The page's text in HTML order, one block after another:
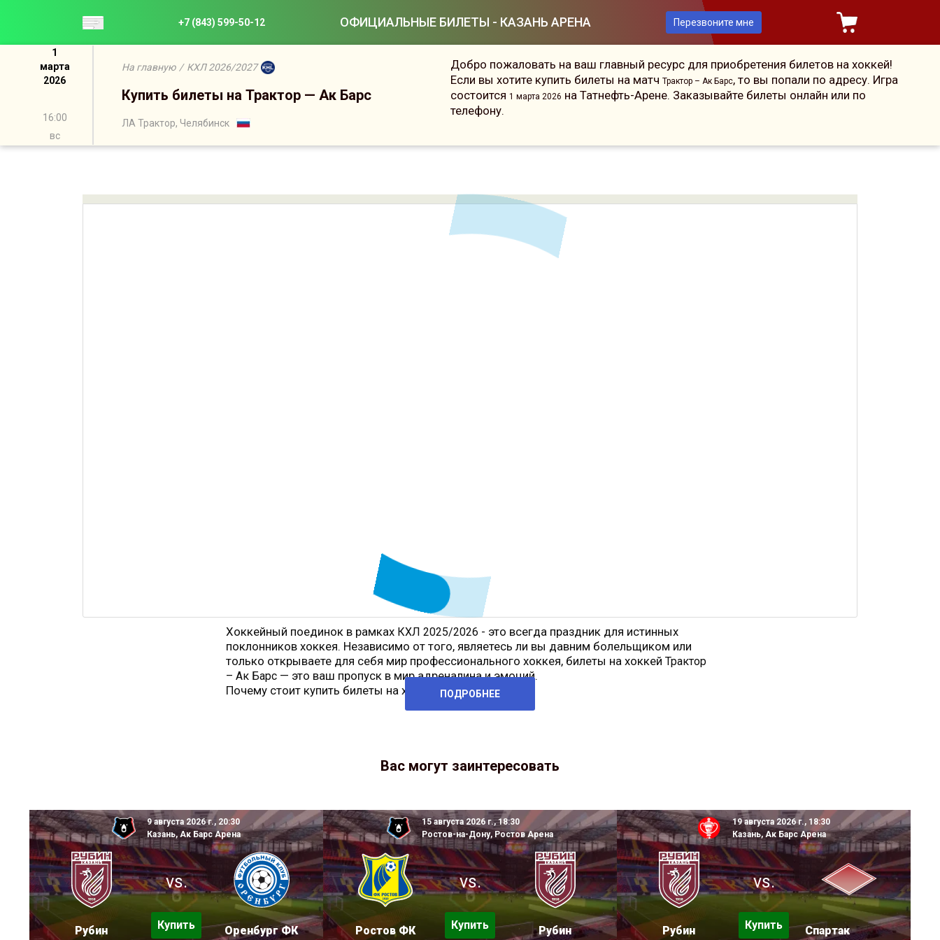
+7 (843) 599-50-12 ОФИЦИАЛЬНЫЕ БИЛЕТЫ - КАЗАНЬ АРЕНА Перезвоните мне
1
марта
2026
16:00
вс
На главную / КХЛ 2026/2027
Купить билеты на Трактор — Ак Барс
ЛА Трактор, Челябинск
Добро пожаловать на ваш главный ресурс для приобретения билетов на хоккей!
Если вы хотите купить билеты на матчТрактор – Ак Барс, то вы попали по адресу. Игра
состоится1 марта 2026 на Татнефть-Арене. Заказывайте билеты онлайн или по
телефону.
Хоккейный поединок в рамках КХЛ 2025/2026 - это всегда праздник для истинных
поклонников хоккея. Независимо от того, являетесь ли вы давним болельщиком или
только открываете для себя мир профессионального хоккея, билеты на хоккей Трактор
– Ак Барс — это ваш пропуск в мир адреналина и эмоций.
Почему стоит купить билеты на хоккейТрактор
ПОДРОБНЕЕ
Вас могут заинтересовать
9 августа 2026 г., 20:30
Казань, Ак Барс Арена
Рубин
vs.
Купить Оренбург ФК
15 августа 2026 г., 18:30
Ростов-на-Дону, Ростов Арена
Ростов ФК
vs.
Купить Рубин
19 августа 2026 г., 18:30
Казань, Ак Барс Арена
Рубин
vs.
Купить Спартак